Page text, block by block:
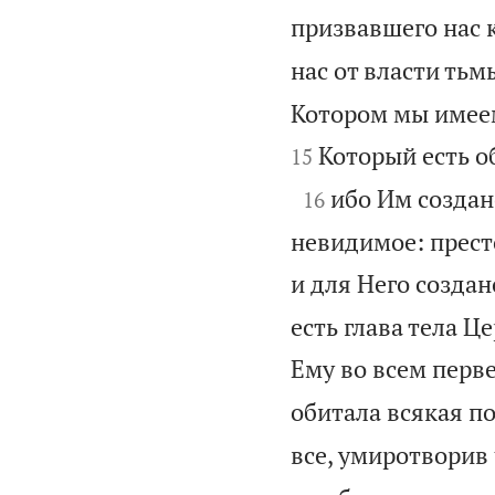
призвавшего нас
нас от власти
Котором мы
15 Который есть

16 ибо Им
невидимое:
и для Него
есть глава тела
Ему во всем
обитала всякая
все,